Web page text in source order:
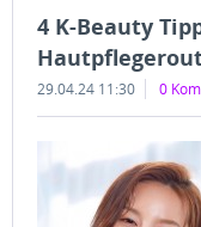
4 K-Beauty
29.04.24 11:30 0